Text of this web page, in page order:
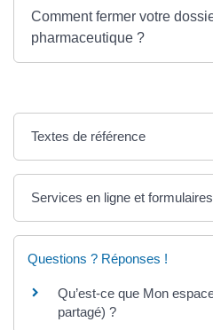
Comment fermer votre
pharmaceutique ?
Textes de référence
Services en ligne et formulaires
Questions ? Réponses !
Qu’est-ce que Mon
partagé) ?